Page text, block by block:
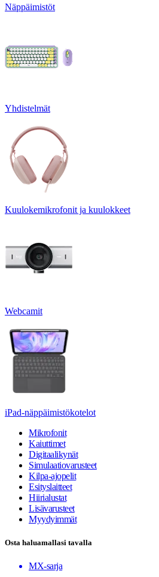
Näppäimistöt
Yhdistelmät
Kuulokemikrofonit ja kuulokkeet
Webcamit
iPad-näppäimistökotelot
Mikrofonit
Kaiuttimet
Digitaalikynät
Simulaatiovarusteet
Kilpa-ajopelit
Esityslaitteet
Hiirialustat
Lisävarusteet
Myydyimmät
Osta haluamallasi tavalla
MX-sarja